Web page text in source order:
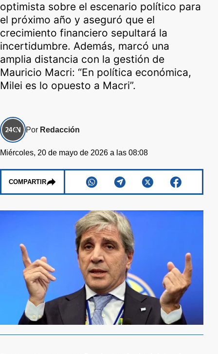
optimista sobre el escenario político para
el próximo año y aseguró que el
crecimiento financiero sepultará la
incertidumbre. Además, marcó una
amplia distancia con la gestión de
Mauricio Macri: “En política económica,
Milei es lo opuesto a Macri”.
Por Redacción
Miércoles, 20 de mayo de 2026 a las 08:08
COMPARTIR